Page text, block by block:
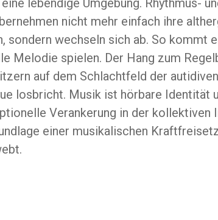
lebendige Umgebung. Rhythmus-
nicht mehr einfach ihre
sondern wechseln sich ab. So kommt
Melodie spielen. Der Hang zum
auf dem Schlachtfeld der
losbricht. Musik ist hörbare Identität
Verankerung in der kollektiven
einer musikalischen